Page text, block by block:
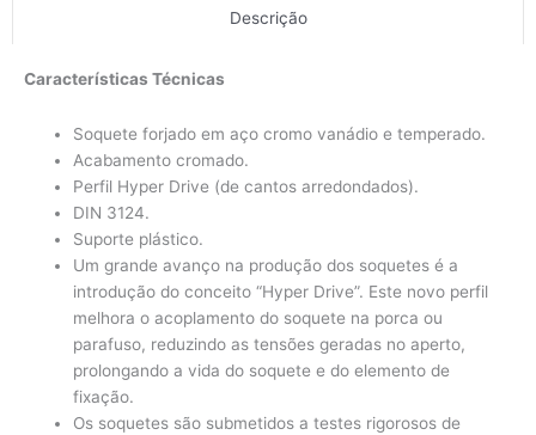
Descrição
Características Técnicas
Soquete forjado em aço cromo vanádio e temperado.
Acabamento cromado.
Perfil Hyper Drive (de cantos arredondados).
DIN 3124.
Suporte plástico.
Um grande avanço na produção dos soquetes é a
introdução do conceito “Hyper Drive”. Este novo perfil
melhora o acoplamento do soquete na porca ou
parafuso, reduzindo as tensões geradas no aperto,
prolongando a vida do soquete e do elemento de
fixação.
Os soquetes são submetidos a testes rigorosos de